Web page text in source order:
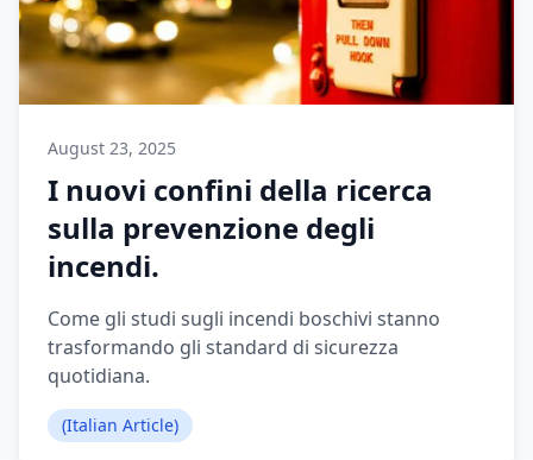
August 23, 2025
I nuovi confini della ricerca
sulla prevenzione degli
incendi.
Come gli studi sugli incendi boschivi stanno
trasformando gli standard di sicurezza
quotidiana.
(Italian Article)